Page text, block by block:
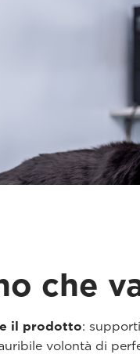
che
il prodotto:
volontà di